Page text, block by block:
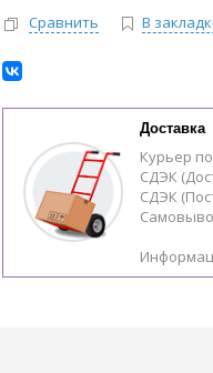
Сравнить В
Доставка
Курьер
СДЭК
СДЭК